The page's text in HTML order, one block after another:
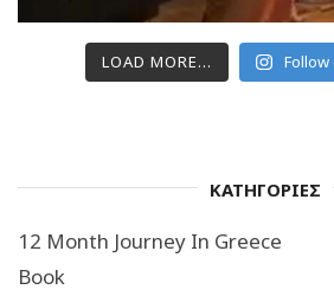
LOAD MORE...
ΚΑΤΗΓΟΡΙΕΣ
12 Month Journey In Greece
Book